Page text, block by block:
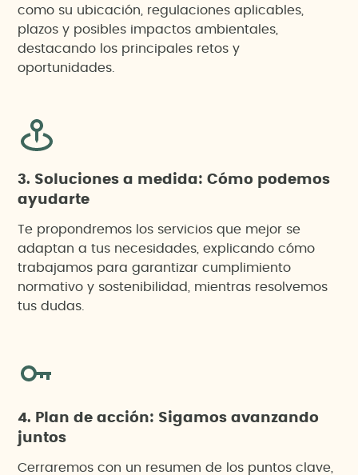
como su ubicación, regulaciones aplicables,
plazos y posibles impactos ambientales,
destacando los principales retos y
oportunidades.
3. Soluciones a medida: Cómo podemos
ayudarte
Te propondremos los servicios que mejor se
adaptan a tus necesidades, explicando cómo
trabajamos para garantizar cumplimiento
normativo y sostenibilidad, mientras resolvemos
tus dudas.
4. Plan de acción: Sigamos avanzando
juntos
Cerraremos con un resumen de los puntos clave,